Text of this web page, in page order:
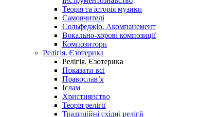
Теорія та історія музики
Самовчителі
Сольфеджіо. Акомпанемент
Вокально-хорові композиції
Композитори
Релігія. Єзотерика
Релігія. Єзотерика
Показати всі
Православ’я
Іслам
Християнство
Теорія релігії
Традиційні східні релігії